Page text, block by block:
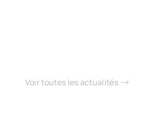
Voir toutes les actualités